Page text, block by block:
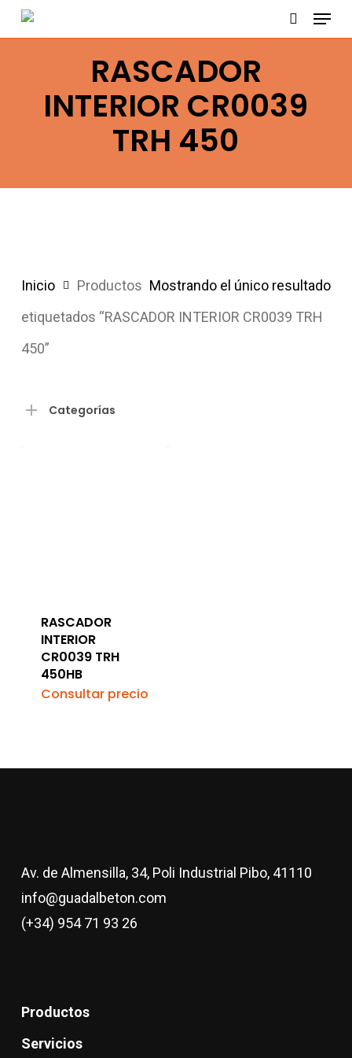
Skip
to
search
Menu
RASCADOR
INTERIOR CR0039
TRH 450
Mostrando el único resultado
Inicio
Productos
etiquetados “RASCADOR INTERIOR CR0039 TRH
450”
Categorías
RASCADOR
INTERIOR
CR0039 TRH
450HB
Consultar precio
Av. de Almensilla, 34, Poli Industrial Pibo, 41110
info@guadalbeton.com
(+34) 954 71 93 26
Productos
Servicios